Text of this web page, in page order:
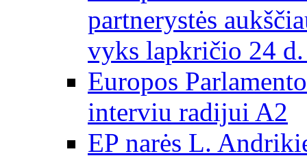
partnerystės
vyks lapkričio 24
Europos
interviu radijui A2
EP narės L.